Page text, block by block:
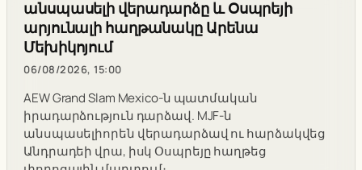
անսպասելի վերադարձը և Օսպրեյի
արյունալի հաղթանակը Արենա
Մեխիկոյում
06/08/2026, 15:00
AEW Grand Slam Mexico-ն պատմական
իրադարձություն դարձավ. MJF-ն
անսպասելիորեն վերադարձավ ու հարձակվեց
Անդրադեի վրա, իսկ Օսպրեյը հաղթեց